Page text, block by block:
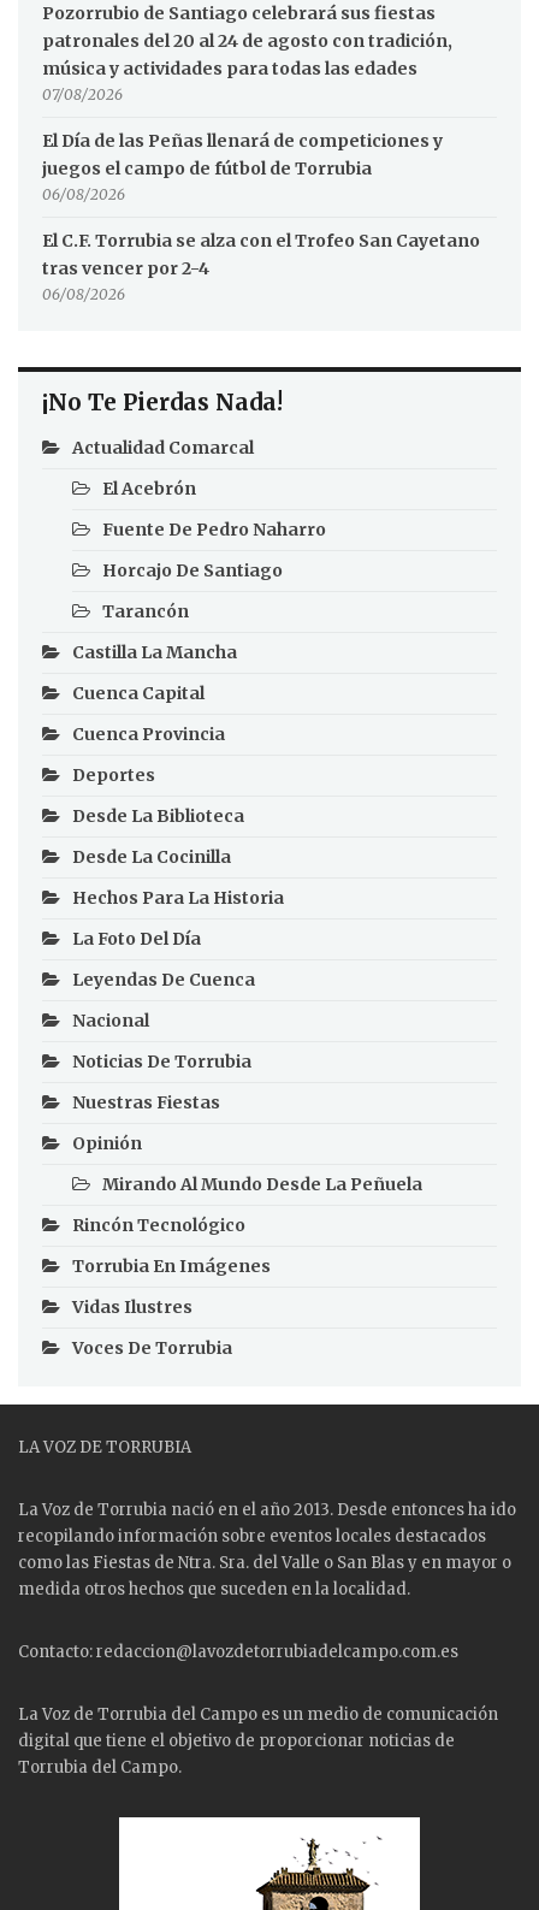
Pozorrubio de Santiago celebrará sus fiestas
patronales del 20 al 24 de agosto con tradición,
música y actividades para todas las edades
07/08/2026
El Día de las Peñas llenará de competiciones y
juegos el campo de fútbol de Torrubia
06/08/2026
El C.F. Torrubia se alza con el Trofeo San Cayetano
tras vencer por 2-4
06/08/2026
¡No Te Pierdas Nada!
Actualidad Comarcal
El Acebrón
Fuente De Pedro Naharro
Horcajo De Santiago
Tarancón
Castilla La Mancha
Cuenca Capital
Cuenca Provincia
Deportes
Desde La Biblioteca
Desde La Cocinilla
Hechos Para La Historia
La Foto Del Día
Leyendas De Cuenca
Nacional
Noticias De Torrubia
Nuestras Fiestas
Opinión
Mirando Al Mundo Desde La Peñuela
Rincón Tecnológico
Torrubia En Imágenes
Vidas Ilustres
Voces De Torrubia
LA VOZ DE TORRUBIA
La Voz de Torrubia nació en el año 2013. Desde entonces ha ido
recopilando información sobre eventos locales destacados
como las Fiestas de Ntra. Sra. del Valle o San Blas y en mayor o
medida otros hechos que suceden en la localidad.
Contacto: redaccion@lavozdetorrubiadelcampo.com.es
La Voz de Torrubia del Campo es un medio de comunicación
digital que tiene el objetivo de proporcionar noticias de
Torrubia del Campo.